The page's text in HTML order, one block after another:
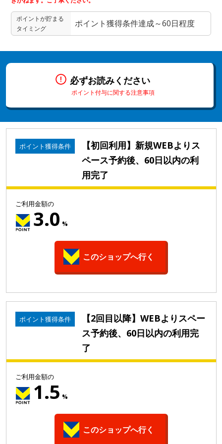
ポイントが貯まる
タイミング
ポイント獲得条件達成～60日程度
必ずお読みください
ポイント付与に関する注意事項
ポイント獲得条件
【初回利用】新規WEBよりス
ペース予約後、60日以内の利
用完了
ご利用金額の
3.0 %
このショップへ行く
ポイント獲得条件
【2回目以降】WEBよりスペー
ス予約後、60日以内の利用完
了
ご利用金額の
1.5 %
このショップへ行く